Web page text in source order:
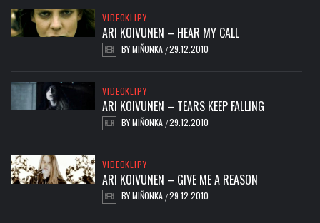
VIDEOKLIPY
ARI KOIVUNEN – HEAR MY CALL
BYMIŇONKA /29.12.2010
VIDEOKLIPY
ARI KOIVUNEN – TEARS KEEP FALLING
BYMIŇONKA /29.12.2010
VIDEOKLIPY
ARI KOIVUNEN – GIVE ME A REASON
BYMIŇONKA /29.12.2010